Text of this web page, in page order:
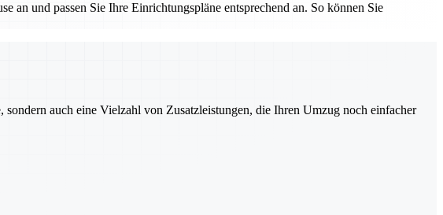
an und passen Sie Ihre Einrichtungspläne entsprechend an. So können Sie
auch eine Vielzahl von Zusatzleistungen, die Ihren Umzug noch einfacher